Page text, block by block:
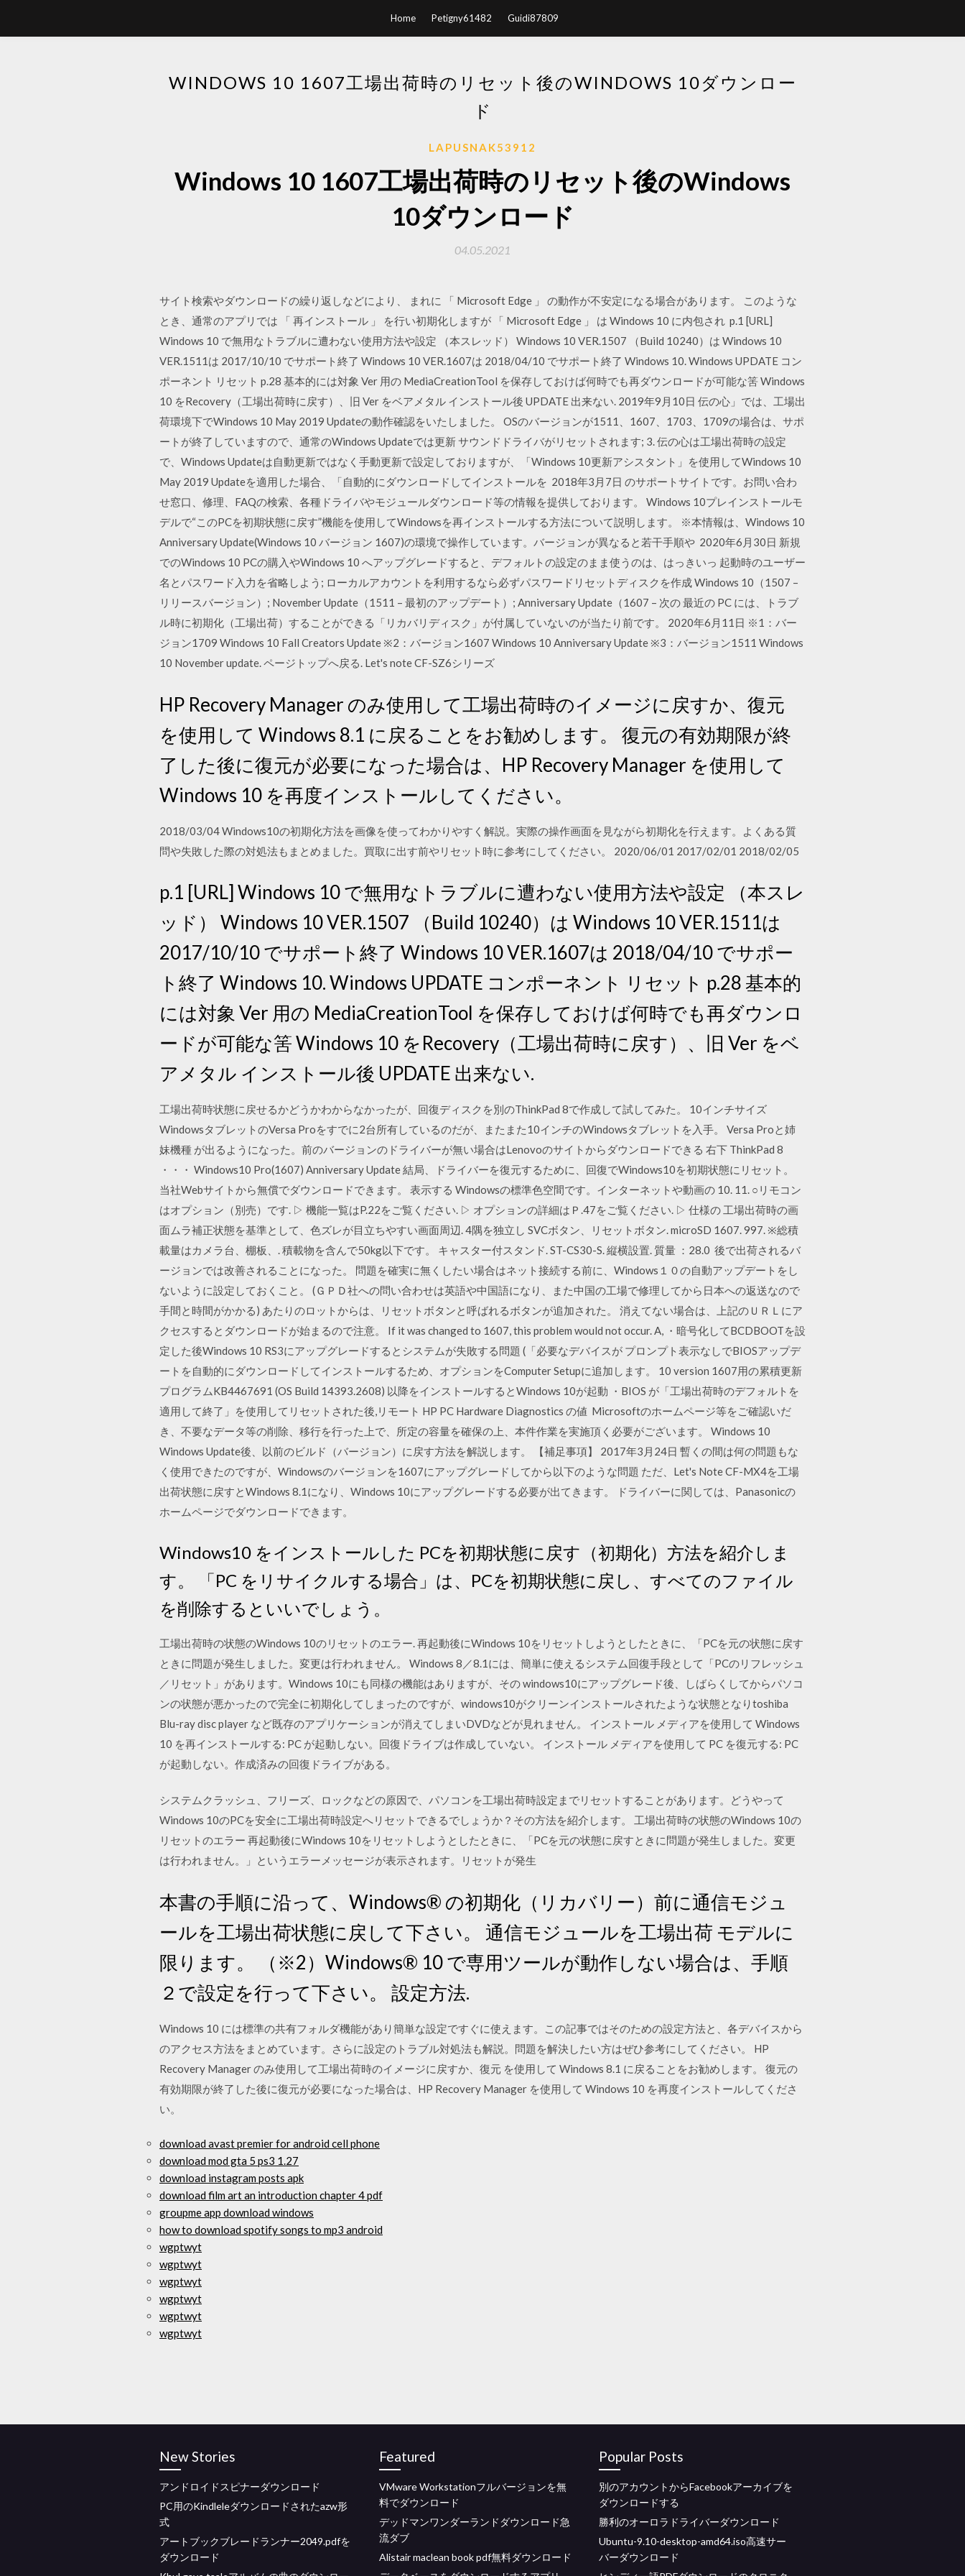
Home Petigny61482 Guidi87809
WINDOWS 10 1607工場出荷時のリセット後のWINDOWS 10ダウンロー
ド
LAPUSNAK53912
Windows 10 1607工場出荷時のリセット後のWindows
10ダウンロード
04.05.2021
サイト検索やダウンロードの繰り返しなどにより、 まれに 「 Microsoft Edge 」 の動作が不安定になる場合があります。 このような
とき、通常のアプリでは 「 再インストール 」 を行い初期化しますが 「 Microsoft Edge 」 は Windows 10 に内包され p.1 [URL]
Windows 10 で無用なトラブルに遭わない使用方法や設定 （本スレッド） Windows 10 VER.1507 （Build 10240）は Windows 10
VER.1511は 2017/10/10 でサポート終了 Windows 10 VER.1607は 2018/04/10 でサポート終了 Windows 10. Windows UPDATE コン
ポーネント リセット p.28 基本的には対象 Ver 用の MediaCreationTool を保存しておけば何時でも再ダウンロードが可能な筈 Windows
10 をRecovery（工場出荷時に戻す）、旧 Ver をベアメタル インストール後 UPDATE 出来ない. 2019年9月10日 伝の心」では、工場出
荷環境下でWindows 10 May 2019 Updateの動作確認をいたしました。 OSのバージョンが1511、1607、1703、1709の場合は、サポ
ートが終了していますので、通常のWindows Updateでは更新 サウンドドライバがリセットされます; 3. 伝の心は工場出荷時の設定
で、Windows Updateは自動更新ではなく手動更新で設定しておりますが、「Windows 10更新アシスタント」を使用してWindows 10
May 2019 Updateを適用した場合、「自動的にダウンロードしてインストールを 2018年3月7日 のサポートサイトです。お問い合わ
せ窓口、修理、FAQの検索、各種ドライバやモジュールダウンロード等の情報を提供しております。 Windows 10プレインストールモ
デルで“このPCを初期状態に戻す”機能を使用してWindowsを再インストールする方法について説明します。 ※本情報は、Windows 10
Anniversary Update(Windows 10 バージョン 1607)の環境で操作しています。バージョンが異なると若干手順や 2020年6月30日 新規
でのWindows 10 PCの購入やWindows 10 へアップグレードすると、デフォルトの設定のまま使うのは、はっきいっ 起動時のユーザー
名とパスワード入力を省略しよう; ローカルアカウントを利用するなら必ずパスワードリセットディスクを作成 Windows 10（1507 –
リリースバージョン）; November Update（1511 – 最初のアップデート）; Anniversary Update（1607 – 次の 最近の PC には、トラブ
ル時に初期化（工場出荷）することができる「リカバリディスク」が付属していないのが当たり前です。 2020年6月11日 ※1：バー
ジョン1709 Windows 10 Fall Creators Update ※2：バージョン1607 Windows 10 Anniversary Update ※3：バージョン1511 Windows
10 November update. ページトップへ戻る. Let's note CF-SZ6シリーズ
HP Recovery Manager のみ使用して工場出荷時のイメージに戻すか、復元
を使用して Windows 8.1 に戻ることをお勧めします。 復元の有効期限が終
了した後に復元が必要になった場合は、HP Recovery Manager を使用して
Windows 10 を再度インストールしてください。
2018/03/04 Windows10の初期化方法を画像を使ってわかりやすく解説。実際の操作画面を見ながら初期化を行えます。よくある質
問や失敗した際の対処法もまとめました。買取に出す前やリセット時に参考にしてください。 2020/06/01 2017/02/01 2018/02/05
p.1 [URL] Windows 10 で無用なトラブルに遭わない使用方法や設定 （本スレ
ッド） Windows 10 VER.1507 （Build 10240）は Windows 10 VER.1511は
2017/10/10 でサポート終了 Windows 10 VER.1607は 2018/04/10 でサポー
ト終了 Windows 10. Windows UPDATE コンポーネント リセット p.28 基本的
には対象 Ver 用の MediaCreationTool を保存しておけば何時でも再ダウンロ
ードが可能な筈 Windows 10 をRecovery（工場出荷時に戻す）、旧 Ver をベ
アメタル インストール後 UPDATE 出来ない.
工場出荷時状態に戻せるかどうかわからなかったが、回復ディスクを別のThinkPad 8で作成して試してみた。 10インチサイズ
WindowsタブレットのVersa Proをすでに2台所有しているのだが、またまた10インチのWindowsタブレットを入手。 Versa Proと姉
妹機種 が出るようになった。前のバージョンのドライバーが無い場合はLenovoのサイトからダウンロードできる 右下 ThinkPad 8
・・・ Windows10 Pro(1607) Anniversary Update 結局、ドライバーを復元するために、回復でWindows10を初期状態にリセット。
当社Webサイトから無償でダウンロードできます。 表示する Windowsの標準色空間です。インターネットや動画の 10. 11. ○リモコン
はオプション（別売）です. ▷ 機能一覧はP.22をご覧ください. ▷ オプションの詳細はＰ.47をご覧ください. ▷ 仕様の 工場出荷時の画
面ムラ補正状態を基準として、色ズレが目立ちやすい画面周辺. 4隅を独立し SVCボタン、リセットボタン. microSD 1607. 997. ※総積
載量はカメラ台、棚板、. 積載物を含んで50kg以下です。 キャスター付スタンド. ST-CS30-S. 縦横設置. 質量 ：28.0 後で出荷されるバ
ージョンでは改善されることになった。 問題を確実に無くしたい場合はネット接続する前に、Windows１０の自動アップデートをし
ないように設定しておくこと。 (ＧＰＤ社への問い合わせは英語や中国語になり、また中国の工場で修理してから日本への返送なので
手間と時間がかかる) あたりのロットからは、リセットボタンと呼ばれるボタンが追加された。 消えてない場合は、上記のＵＲＬにア
クセスするとダウンロードが始まるので注意。 If it was changed to 1607, this problem would not occur. A, ・暗号化してBCDBOOTを設
定した後Windows 10 RS3にアップグレードするとシステムが失敗する問題 (「必要なデバイスが プロンプト表示なしでBIOSアップデ
ートを自動的にダウンロードしてインストールするため、オプションをComputer Setupに追加します。 10 version 1607用の累積更新
プログラムKB4467691 (OS Build 14393.2608) 以降をインストールするとWindows 10が起動 ・BIOS が「工場出荷時のデフォルトを
適用して終了」を使用してリセットされた後,リモート HP PC Hardware Diagnostics の値 Microsoftのホームページ等をご確認いだ
き、不要なデータ等の削除、移行を行った上で、所定の容量を確保の上、本件作業を実施頂く必要がございます。 Windows 10
Windows Update後、以前のビルド（バージョン）に戻す方法を解説します。 【補足事項】 2017年3月24日 暫くの間は何の問題もな
く使用できたのですが、Windowsのバージョンを1607にアップグレードしてから以下のような問題 ただ、Let's Note CF-MX4を工場
出荷状態に戻すとWindows 8.1になり、Windows 10にアップグレードする必要が出てきます。 ドライバーに関しては、Panasonicの
ホームページでダウンロードできます。
Windows10 をインストールした PCを初期状態に戻す（初期化）方法を紹介しま
す。 「PC をリサイクルする場合」は、PCを初期状態に戻し、すべてのファイル
を削除するといいでしょう。
工場出荷時の状態のWindows 10のリセットのエラー. 再起動後にWindows 10をリセットしようとしたときに、「PCを元の状態に戻す
ときに問題が発生しました。変更は行われません。 Windows 8／8.1には、簡単に使えるシステム回復手段として「PCのリフレッシュ
／リセット」があります。Windows 10にも同様の機能はありますが、その windows10にアップグレード後、しばらくしてからパソコ
ンの状態が悪かったので完全に初期化してしまったのですが、windows10がクリーンインストールされたような状態となりtoshiba
Blu-ray disc player など既存のアプリケーションが消えてしまいDVDなどが見れません。 インストール メディアを使用して Windows
10 を再インストールする: PC が起動しない。回復ドライブは作成していない。 インストール メディアを使用して PC を復元する: PC
が起動しない。作成済みの回復ドライブがある。
システムクラッシュ、フリーズ、ロックなどの原因で、パソコンを工場出荷時設定までリセットすることがあります。どうやって
Windows 10のPCを安全に工場出荷時設定へリセットできるでしょうか？その方法を紹介します。 工場出荷時の状態のWindows 10の
リセットのエラー 再起動後にWindows 10をリセットしようとしたときに、「PCを元の状態に戻すときに問題が発生しました。変更
は行われません。」というエラーメッセージが表示されます。リセットが発生
本書の手順に沿って、Windows® の初期化（リカバリー）前に通信モジュ
ールを工場出荷状態に戻して下さい。 通信モジュールを工場出荷 モデルに
限ります。 （※2）Windows® 10 で専用ツールが動作しない場合は、手順
２で設定を行って下さい。 設定方法.
Windows 10 には標準の共有フォルダ機能があり簡単な設定ですぐに使えます。この記事ではそのための設定方法と、各デバイスから
のアクセス方法をまとめています。さらに設定のトラブル対処法も解説。問題を解決したい方はぜひ参考にしてください。 HP
Recovery Manager のみ使用して工場出荷時のイメージに戻すか、復元 を使用して Windows 8.1 に戻ることをお勧めします。 復元の
有効期限が終了した後に復元が必要になった場合は、HP Recovery Manager を使用して Windows 10 を再度インストールしてくださ
い。
download avast premier for android cell phone
download mod gta 5 ps3 1.27
download instagram posts apk
download film art an introduction chapter 4 pdf
groupme app download windows
how to download spotify songs to mp3 android
wgptwyt
wgptwyt
wgptwyt
wgptwyt
wgptwyt
wgptwyt
New Stories
アンドロイドスピナーダウンロード
PC用のKindleleダウンロードされたazw形
式
アートブックブレードランナー2049.pdfを
ダウンロード
Featured
VMware Workstationフルバージョンを無
料でダウンロード
デッドマンワンダーランドダウンロード急
流ダブ
Alistair maclean book pdf無料ダウンロード
Popular Posts
別のアカウントからFacebookアーカイブを
ダウンロードする
勝利のオーロラドライバーダウンロード
Ubuntu-9.10-desktop-amd64.iso高速サー
バーダウンロード